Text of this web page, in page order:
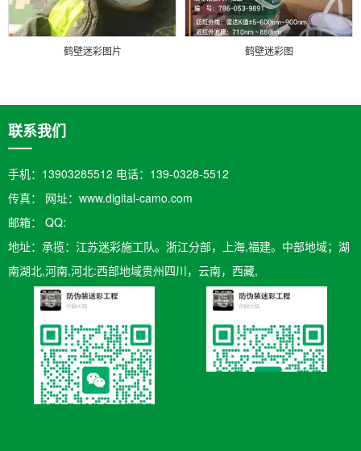
鹤壁迷彩图片 鹤壁迷彩图
联系我们
手机：13903285512 电话：139-0328-5512
传真： 网址：www.digital-camo.com
邮箱：​ QQ:
地址：承揽：江苏迷彩施工队。浙江分部，上海,福建。中部地域；湖
南湖北,河南,河北:西部地域贵州四川，云南，西藏,